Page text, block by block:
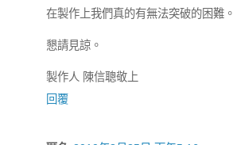
在製作上我們真的有無法突破的困難。
懇請見諒。
製作人 陳信聰敬上
回覆